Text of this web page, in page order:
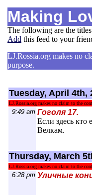
Making
The following are the
Add this feed to your
LJ.Rossia.org makes no
purpose.
Tuesday, April 4th,
LJ.Rossia.org makes no claim to the
9:49 am Гоголя 17.
Если здесь кто
Велкам.
Thursday, March
LJ.Rossia.org makes no claim to the
6:28 pm Уличные